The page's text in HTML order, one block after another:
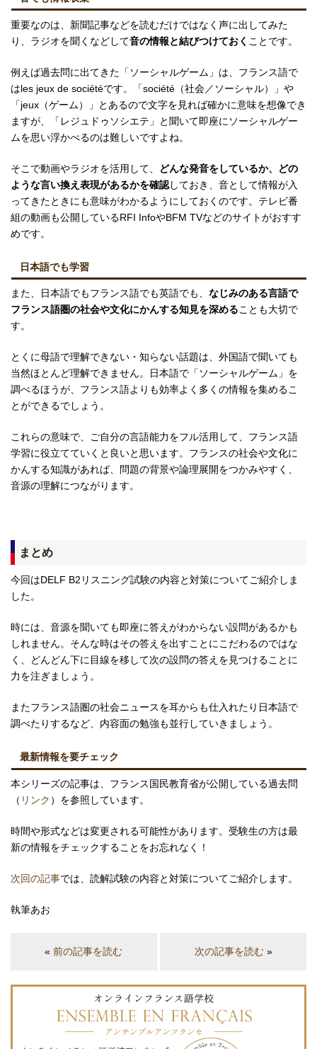
重要なのは、新聞記事などを読むだけではなく声に出してみた
り、ラジオを聞くなどして音の情報と結びつけておく ことです。
例えば過去問に出てきた「ソーシャルゲーム」は、フランス語で
はles jeux de sociétéです。「société（社会／ソーシャル）」や
「jeux（ゲーム）」とあるので文字を見れば確かに意味を想像でき
ますが、「レジュドゥソシエテ」と聞いて即座にソーシャルゲー
ムを思い浮かべるのは難しいですよね。
そこで動画やラジオを活用して、
どんな発音をしているか、どの
ような言い換え表現があるかを確認しておき、音として情報が入
ってきたときにも意味がわかるようにしておくのです。テレビ番
組の動画も公開しているRFI InfoやBFM TVなどのサイトがおすす
めです。
日本語でも学習
また、日本語でもフランス語でも英語でも、 なじみのある言語で
フランス語圏の社会や文化にかんする知見を深めることも大切で
す。
とくに母語で理解できない・知らない話題は、外国語で聞いても
当然ほとんど理解できません。日本語で「ソーシャルゲーム」を
調べるほうが、フランス語よりも効率よく多くの情報を集めるこ
とができるでしょう。
これらの意味で、ご自分の言語能力をフル活用して、フランス語
学習に役立てていくと良いと思います。フランスの社会や文化に
かんする知識があれば、問題の背景や論理展開をつかみやすく、
音源の理解につながります。
まとめ
今回はDELF B2リスニング試験の内容と対策についてご紹介しま
した。
時には、音源を聞いても即座に答えがわからない設問があるかも
しれません。そんな時はその答えを出すことにこだわるのではな
く、どんどん下に目線を移して次の設問の答えを見つけることに
力を注ぎましょう。
またフランス語圏の社会ニュースを耳からも仕入れたり日本語で
調べたりするなど、内容面の勉強も並行していきましょう。
最新情報を要チェック
本シリーズの記事は、フランス国民教育省が公開している過去問
（ リンク ）を参照しています。
時間や形式などは変更される可能性があります。受験生の方は最
新の情報をチェックすることをお忘れなく！
次回の記事では、読解試験の内容と対策についてご紹介します。
執筆あお
«前の記事を読む 次の記事を読む»